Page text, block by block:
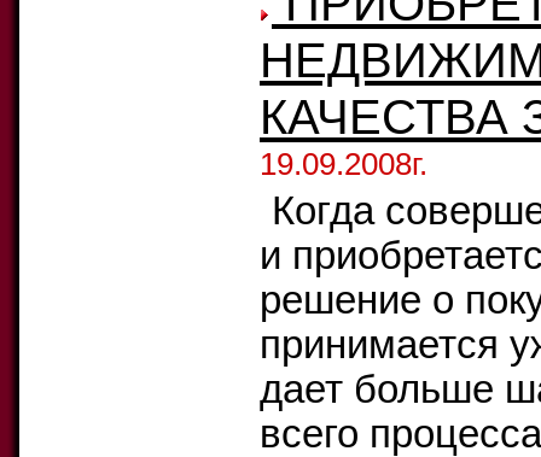
КАЧЕСТВА
19.09.2008г.
Когда
и
решение о
принимается
дает больше
всего